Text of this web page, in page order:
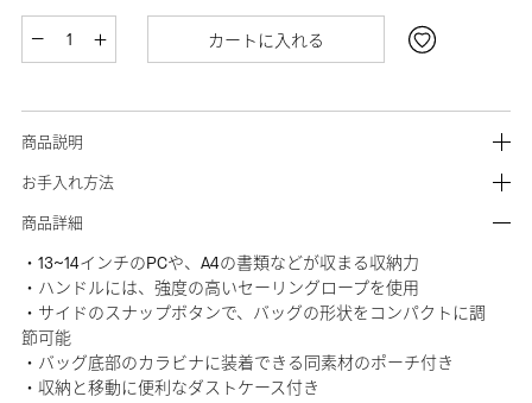
カートに入れる
商品説明
お手入れ方法
商品詳細
・13~14インチのPCや、A4の書類などが収まる収納力
・ハンドルには、強度の高いセーリングロープを使用
・サイドのスナップボタンで、バッグの形状をコンパクトに調
節可能
・バッグ底部のカラビナに装着できる同素材のポーチ付き
・収納と移動に便利なダストケース付き